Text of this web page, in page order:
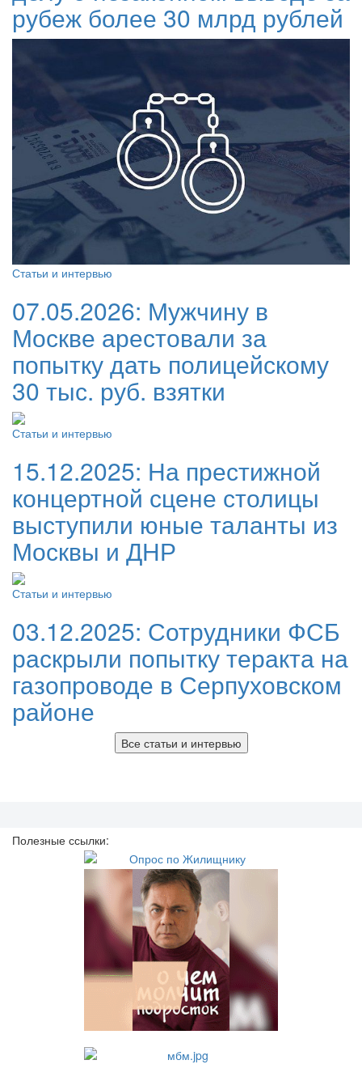
рубеж более 30 млрд рублей
Статьи и интервью
07.05.2026: Мужчину в
Москве арестовали за
попытку дать полицейскому
30 тыс. руб. взятки
Статьи и интервью
15.12.2025: На престижной
концертной сцене столицы
выступили юные таланты из
Москвы и ДНР
Статьи и интервью
03.12.2025: Сотрудники ФСБ
раскрыли попытку теракта на
газопроводе в Серпуховском
районе
Все статьи и интервью
Полезные ссылки: